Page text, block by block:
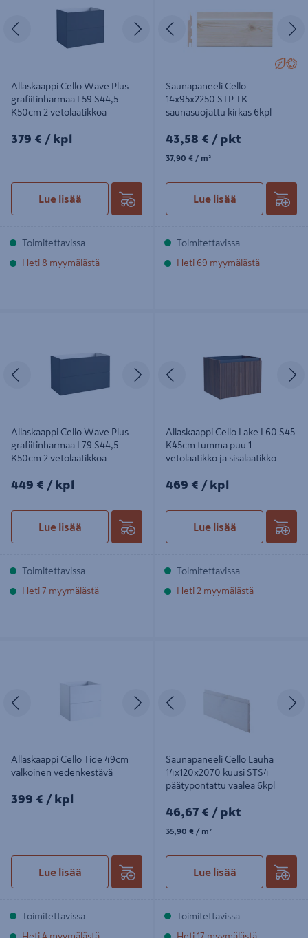
Seuraava
Allaskaappi Cello Wave Plus
grafiitinharmaa L59 S44,5
K50cm 2 vetolaatikkoa
379€/kpl
379 € / kpl
Lue lisää
Toimitettavissa
Heti 8 myymälästä
Edellinen
Saunapaneeli Cello
14x95x2250 STP TK
saunasuojattu kirkas 6kpl
43,58€/pkt
43,58 € / pkt
37,90€/m²
37,90 € / m²
Lue lisää
Toimitettavissa
Heti 69 myymälästä
Seuraava
Allaskaappi Cello Wave Plus
grafiitinharmaa L79 S44,5
K50cm 2 vetolaatikkoa
449€/kpl
449 € / kpl
Lue lisää
Toimitettavissa
Heti 7 myymälästä
Edellinen
Allaskaappi Cello Lake L60 S45
K45cm tumma puu 1
vetolaatikko ja sisälaatikko
469€/kpl
469 € / kpl
Lue lisää
Toimitettavissa
Heti 2 myymälästä
Seuraava
Allaskaappi Cello Tide 49cm
valkoinen vedenkestävä
399€/kpl
399 € / kpl
Lue lisää
Toimitettavissa
Edellinen
Saunapaneeli Cello Lauha
14x120x2070 kuusi STS4
päätypontattu vaalea 6kpl
46,67€/pkt
46,67 € / pkt
35,90€/m²
35,90 € / m²
Lue lisää
Toimitettavissa